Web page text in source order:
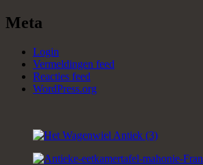
Meta
Login
Vermeldingen feed
Reacties feed
WordPress.org